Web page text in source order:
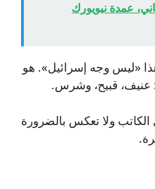
عمدة نيويورك
«ليس وجه إسرائيل». هو
قبيح، وشرس.
الكاتب ولا تعكس بالضرورة